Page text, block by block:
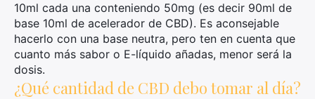
10ml cada una conteniendo 50mg (es decir 90ml de
base 10ml de acelerador de CBD). Es aconsejable
hacerlo con una base neutra, pero ten en cuenta que
cuanto más sabor o E-líquido añadas, menor será la
dosis.
¿Qué cantidad de CBD debo tomar al día?